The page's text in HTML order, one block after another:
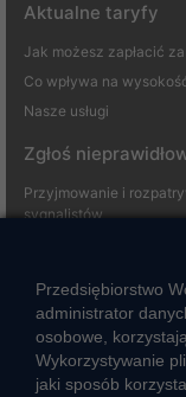
Aktualne taryfy
Jak możesz zapłacić
Co wpływa na
Nasze usługi
Zgłoś
Przyjmowanie i
sygnalistów
Strefa klienta
Aktualności
Informacja o jakości
Informacje o
Przedsiębiorstwo
administrator
osobowe,
Wykorzystywanie
jaki sposób